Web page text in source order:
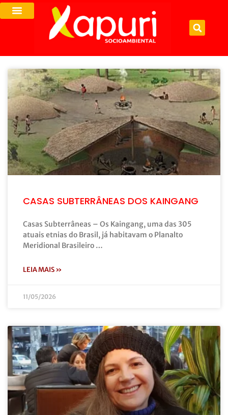
CASAS SUBTERRÂNEAS DOS KAINGANG
Casas Subterrâneas – Os Kaingang, uma das 305
atuais etnias do Brasil, já habitavam o Planalto
Meridional Brasileiro …
LEIA MAIS »
11/05/2026